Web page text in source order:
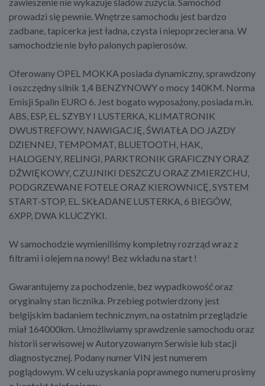
prowadzi się pewnie. Wnętrze samochodu jest bardzo
zadbane, tapicerka jest ładna, czysta i niepoprzecierana. W
samochodzie nie było palonych papierosów.
Oferowany OPEL MOKKA posiada dynamiczny, sprawdzony
i oszczędny silnik 1,4 BENZYNOWY o mocy 140KM. Norma
Emisji Spalin EURO 6. Jest bogato wyposażony, posiada m.in.
ABS, ESP, EL. SZYBY I LUSTERKA, KLIMATRONIK
DWUSTREFOWY, NAWIGACJĘ, ŚWIATŁA DO JAZDY
DZIENNEJ, TEMPOMAT, BLUETOOTH, HAK,
HALOGENY, RELINGI, PARKTRONIK GRAFICZNY ORAZ
DŹWIĘKOWY, CZUJNIKI DESZCZU ORAZ ZMIERZCHU,
PODGRZEWANE FOTELE ORAZ KIEROWNICĘ, SYSTEM
START-STOP, EL. SKŁADANE LUSTERKA, 6 BIEGÓW,
6XPP, DWA KLUCZYKI.
W samochodzie wymieniliśmy kompletny rozrząd wraz z
filtrami i olejem na nowy! Bez wkładu na start !
Gwarantujemy za pochodzenie, bez wypadkowość oraz
oryginalny stan licznika. Przebieg potwierdzony jest
belgijskim badaniem technicznym, na ostatnim przeglądzie
miał 164000km. Umożliwiamy sprawdzenie samochodu oraz
historii serwisowej w Autoryzowanym Serwisie lub stacji
diagnostycznej. Podany numer VIN jest numerem
poglądowym. W celu uzyskania poprawnego numeru prosimy